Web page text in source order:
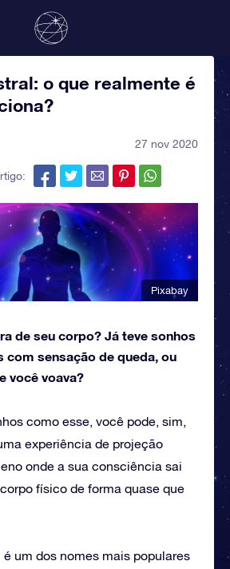
o que realmente é
27 nov 2020
Pixabay
de seu corpo? Já teve sonhos
com sensação de queda, ou
você voava?
como esse, você pode, sim,
experiência de projeção
onde a sua consciência sai
físico de forma quase que
um dos nomes mais populares